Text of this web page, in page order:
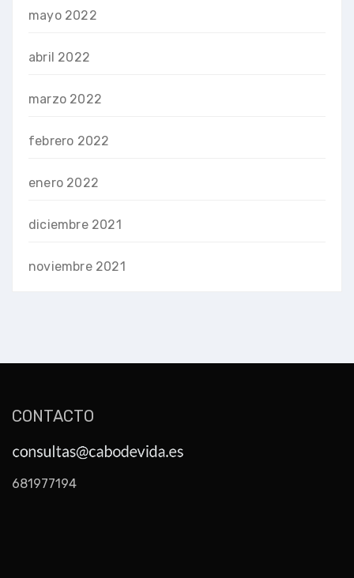
mayo 2022
abril 2022
marzo 2022
febrero 2022
enero 2022
diciembre 2021
noviembre 2021
CONTACTO
681977194